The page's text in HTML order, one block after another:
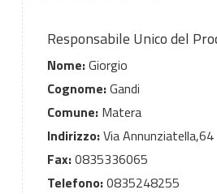
Responsabile Unico del
Nome:Giorgio
Cognome:Gandi
Comune:Matera
Indirizzo:Via Annunziatella,64
Fax:0835336065
Telefono:0835248255